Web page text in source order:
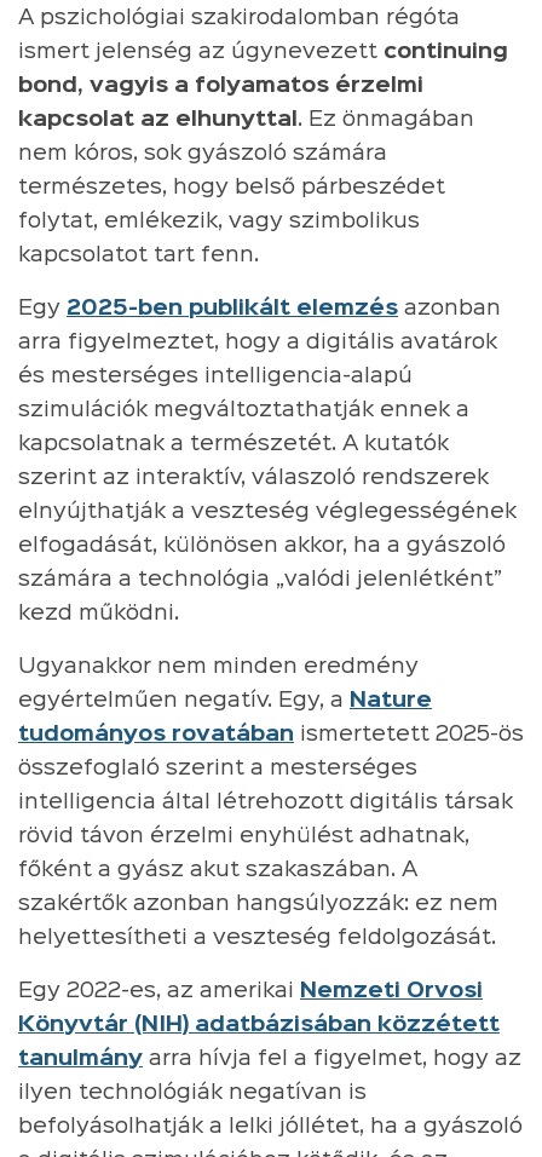
A pszichológiai szakirodalomban régóta
ismert jelenség az úgynevezett continuing
bond, vagyis a folyamatos érzelmi
kapcsolat az elhunyttal . Ez önmagában
nem kóros, sok gyászoló számára
természetes, hogy belső párbeszédet
folytat, emlékezik, vagy szimbolikus
kapcsolatot tart fenn.
Egy 2025-ben publikált elemzés azonban
arra figyelmeztet, hogy a digitális avatárok
és mesterséges intelligencia-alapú
szimulációk megváltoztathatják ennek a
kapcsolatnak a természetét. A kutatók
szerint az interaktív, válaszoló rendszerek
elnyújthatják a veszteség véglegességének
elfogadását, különösen akkor, ha a gyászoló
számára a technológia „valódi jelenlétként”
kezd működni.
Ugyanakkor nem minden eredmény
egyértelműen negatív. Egy, a Nature
tudományos rovatában ismertetett 2025-ös
összefoglaló szerint a mesterséges
intelligencia által létrehozott digitális társak
rövid távon érzelmi enyhülést adhatnak,
főként a gyász akut szakaszában. A
szakértők azonban hangsúlyozzák: ez nem
helyettesítheti a veszteség feldolgozását.
Egy 2022-es, az amerikai Nemzeti Orvosi
Könyvtár (NIH) adatbázisában közzétett
tanulmány arra hívja fel a figyelmet, hogy az
ilyen technológiák negatívan is
befolyásolhatják a lelki jóllétet, ha a gyászoló